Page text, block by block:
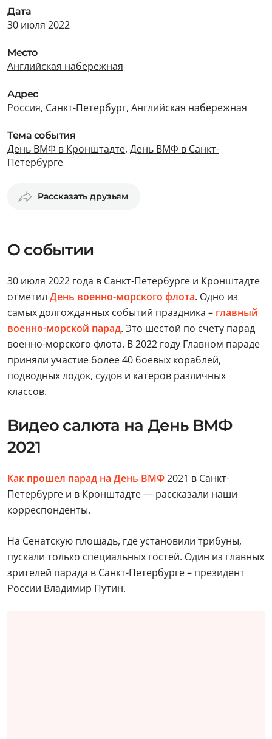
Дата
30 июля 2022
Место
Английская набережная
Адрес
Россия, Санкт-Петербург, Английская набережная
Тема события
День ВМФ в Кронштадте, День ВМФ в Санкт-
Петербурге
Рассказать друзьям
О событии
30 июля 2022 года в Санкт-Петербурге и Кронштадте
отметил День военно-морского флота. Одно из
самых долгожданных событий праздника – главный
военно-морской парад. Это шестой по счету парад
военно-морского флота. В 2022 году Главном параде
приняли участие более 40 боевых кораблей,
подводных лодок, судов и катеров различных
классов.
Видео салюта на День ВМФ
2021
Как прошел парад на День ВМФ2021 в Санкт-
Петербурге и в Кронштадте — рассказали наши
корреспонденты.
На Сенатскую площадь, где установили трибуны,
пускали только специальных гостей. Один из главных
зрителей парада в Санкт-Петербурге – президент
России Владимир Путин.